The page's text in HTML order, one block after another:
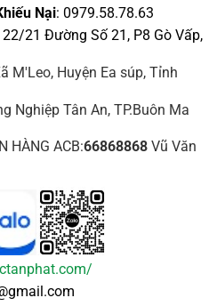
Nại: 0979.58.78.63
22/21 Đường Số 21, P8 Gò Vấp,
M'Leo, Huyện Ea súp, Tỉnh
Nghiệp Tân An, TP.Buôn Ma
HÀNG ACB:66868868Vũ Văn